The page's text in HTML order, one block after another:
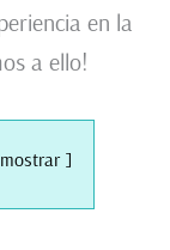
en la
a ello!
mostrar